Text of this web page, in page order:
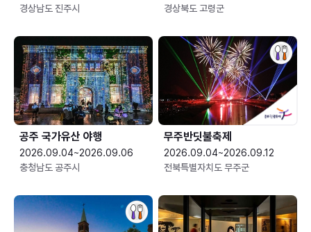
경상남도 진주시
경상북도 고령군
공주 국가유산 야행
2026.09.04~2026.09.06
충청남도 공주시
무주반딧불축제
2026.09.04~2026.09.12
전북특별자치도 무주군